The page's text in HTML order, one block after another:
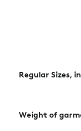
Regular Sizes,
Weight of